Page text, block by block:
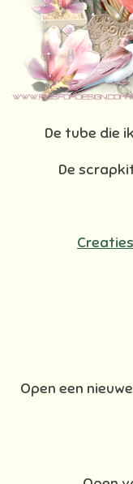
De tube die
De
Open een